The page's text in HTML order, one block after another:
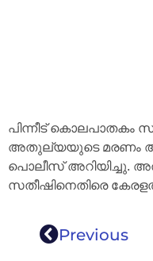
പിന്നീട് കൊലപാതകം
അതുല്യയുടെ മരണം
പൊലീസ് അറിയിച്ചു.
സതീഷിനെതിരെ
Previous